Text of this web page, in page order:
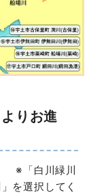
りお進
※「白川緑川
を選択してく